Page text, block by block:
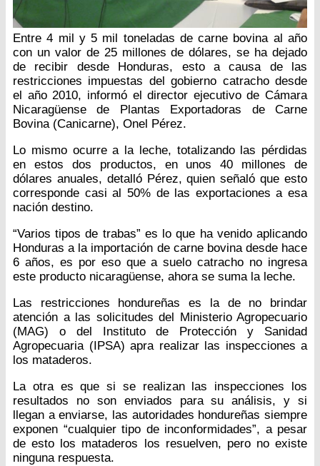
Entre 4 mil y 5 mil toneladas de carne bovina al año
con un valor de 25 millones de dólares, se ha dejado
de recibir desde Honduras, esto a causa de las
restricciones impuestas del gobierno catracho desde
el año 2010, informó el director ejecutivo de Cámara
Nicaragüense de Plantas Exportadoras de Carne
Bovina (Canicarne), Onel Pérez.
Lo mismo ocurre a la leche, totalizando las pérdidas
en estos dos productos, en unos 40 millones de
dólares anuales, detalló Pérez, quien señaló que esto
corresponde casi al 50% de las exportaciones a esa
nación destino.
“Varios tipos de trabas” es lo que ha venido aplicando
Honduras a la importación de carne bovina desde hace
6 años, es por eso que a suelo catracho no ingresa
este producto nicaragüense, ahora se suma la leche.
Las restricciones hondureñas es la de no brindar
atención a las solicitudes del Ministerio Agropecuario
(MAG) o del Instituto de Protección y Sanidad
Agropecuaria (IPSA) apra realizar las inspecciones a
los mataderos.
La otra es que si se realizan las inspecciones los
resultados no son enviados para su análisis, y si
llegan a enviarse, las autoridades hondureñas siempre
exponen “cualquier tipo de inconformidades”, a pesar
de esto los mataderos los resuelven, pero no existe
ninguna respuesta.